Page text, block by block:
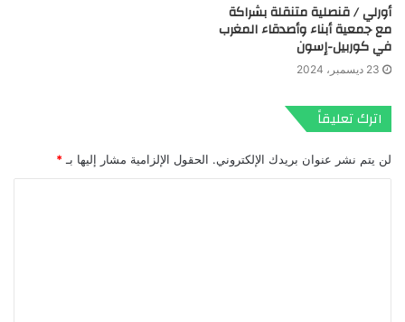
أورلي / قنصلية متنقلة بشراكة
مع جمعية أبناء وأصدقاء المغرب
في كوربيل-إسون
23 ديسمبر، 2024
اترك تعليقاً
لن يتم نشر عنوان بريدك الإلكتروني. الحقول الإلزامية مشار إليها بـ *